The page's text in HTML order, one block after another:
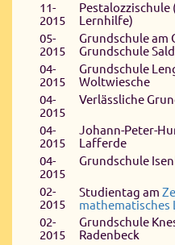
11-
2015
Lernhilfe)
05-
2015
Grundschule am
Grundschule
04-
2015
Grundschule
Woltwiesche
04-
2015
Verlässliche
04-
2015
Johann-Peter-
Lafferde
04-
2015
Grundschule
02-
2015
Studientag am
mathematisches
02-
2015
Grundschule
Radenbeck